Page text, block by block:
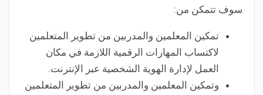
سوف تتمكن من:
تمكين المعلمين والمدربين من تطوير المتعلمين
لاكتساب المهارات الرقمية اللازمة في مكان
العمل لإدارة الهوية الشخصية عبر الإنترنت.
وتمكين المعلمين والمدربين من تطوير المتعلمين